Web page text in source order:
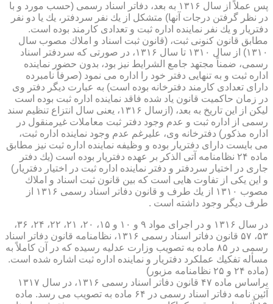
پس عملاً از سال ۱۳۱۶ به بعد، دفاتر اسناد رسمی (حسب مورد و با
در نظر گرفتن درجات آنها) متشكل از یك نفر سردفتر، یك یا دو نفر
دفتریار و یك نفر نماینده اداره ثبت و تعدادی كارمند بوده است.
مطابق قانون كنونی ثبت، (قانون ثبت اسناد و املاك مصوب سال
۱۳۱۰) از سال ۱۳۱۰ تا سال ۱۳۱۶، در صورتی كه سردفتر اسناد
رسمی، ضمناً مجتهد جامع الشرایط نیز بود، بدون حضور نماینده
اداره ثبت و به تنهایی دفتر خود را اداره می نمود (صرفاً نامبرده
دارای تعدادی كارمند دفترخانه بوده است) به عبارت دیگر دفتر وی
در زمان حاكمیت قانون یاد شده فاقد نماینده اداره ثبت بوده است
لیكن از این تاریخ به بعد، (ازسال ۱۳۱۶، یعنی سال انتزاع تنظیم سند
رسمی از اداره ثبت و عدم وجود دفتر ثبت معاملات غیرمنقول در
اداره مذكور) دفترخانه وی، علیرغم عدم وجود نماینده اداره ثبت،
می بایست دارای دفتریار بوده و وظیفه نماینده اداره ثبت نیز مطابق
ماده ۲۴ نظامنامه آتی الذكر بر عهده دفتریار بوده است (یك دفتر
جاری در اختیار سردفتر و دفتر نماینده اداره ثبت در اختیار دفتریار)
و این یكی از تفاوت هایی است كه بین قانون ثبت اسناد و املاك
مصوب ۱۳۱۰ از یك طرف و قانون دفاتر اسناد رسمی ۱۳۱۶ از
طرف دیگر وجود داشته است .
در سال ۱۳۱۶ و در اجرای مواد ۹ و ۱۰ و ۱۵، ۲۰، ۲۱، ۲۲، ۲۴، ۳۶،
۵۳، ۵۷ قانون دفاتر اسناد رسمی ۱۳۱۶، نظامنامه قانون دفاتر اسناد
رسمی در ۸۵ ماده به تصویب وزارت عدلیه رسیده كه در آن كاملاً به
مسأله تفكیك عملكرد دفتریار و نماینده اداره ثبت اشاره شده است.
(ماده ۲۴ و ۲۵ نظامنامه مزبور)
براساس ماده ۴۷ قانون دفاتر اسناد رسمی ۱۳۱۶، در سال ۱۳۱۷
آئین نامه دفاتر اسناد رسمی در ۶۴ ماده به تصویب می رسد. ماده